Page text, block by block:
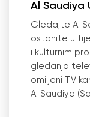
Al Saudiya
Gledajte Al
ostanite u
i kulturnim
gledanja
omiljeni TV
Al Saudiya